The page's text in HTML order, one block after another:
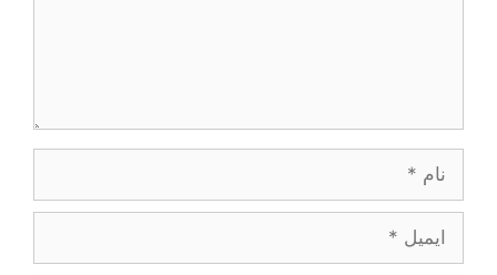
ایمیل